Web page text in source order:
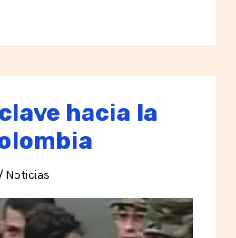
hacia la
/ Noticias